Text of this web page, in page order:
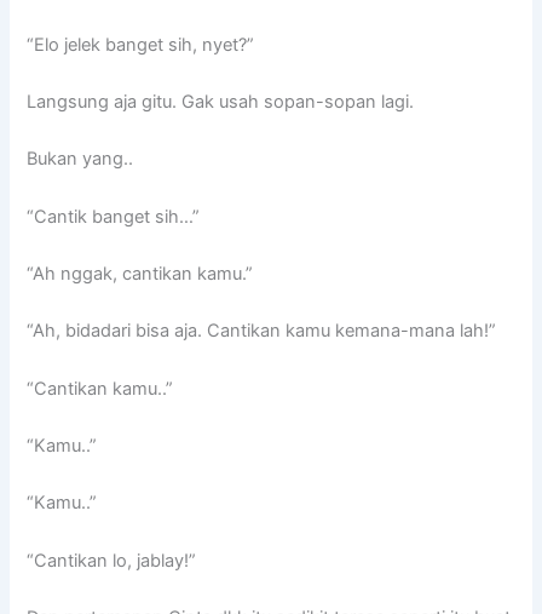
“Elo jelek banget sih, nyet?”
Langsung aja gitu. Gak usah sopan-sopan lagi.
Bukan yang..
“Cantik banget sih…”
“Ah nggak, cantikan kamu.”
“Ah, bidadari bisa aja. Cantikan kamu kemana-mana lah!”
“Cantikan kamu..”
“Kamu..”
“Kamu..”
“Cantikan lo, jablay!”